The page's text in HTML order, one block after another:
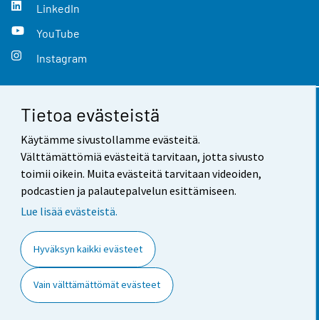
Tietoa evästeistä
Käytämme sivustollamme evästeitä.
Välttämättömiä evästeitä tarvitaan, jotta sivusto
toimii oikein. Muita evästeitä tarvitaan videoiden,
podcastien ja palautepalvelun esittämiseen.
Lue lisää evästeistä.
Hyväksyn kaikki evästeet
Vain välttämättömät evästeet
LinkedIn
YouTube
Instagram
Yhteystiedot
Palaute
Käyttöehdot
Saavutettavuus
Tietoa sivustosta
Evästeasetukset